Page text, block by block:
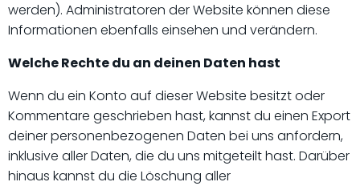
werden). Administratoren der Website können diese
Informationen ebenfalls einsehen und verändern.
Welche Rechte du an deinen Daten hast
Wenn du ein Konto auf dieser Website besitzt oder
Kommentare geschrieben hast, kannst du einen Export
deiner personenbezogenen Daten bei uns anfordern,
inklusive aller Daten, die du uns mitgeteilt hast. Darüber
hinaus kannst du die Löschung aller